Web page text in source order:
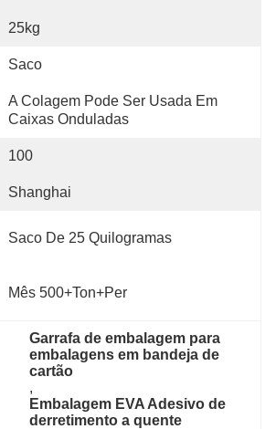
25kg
Saco
A Colagem Pode Ser Usada Em
Caixas Onduladas
100
Shanghai
Saco De 25 Quilogramas
Mês 500+Ton+per
Garrafa de embalagem para
embalagens em bandeja de
cartão
,
Embalagem EVA Adesivo de
derretimento a quente